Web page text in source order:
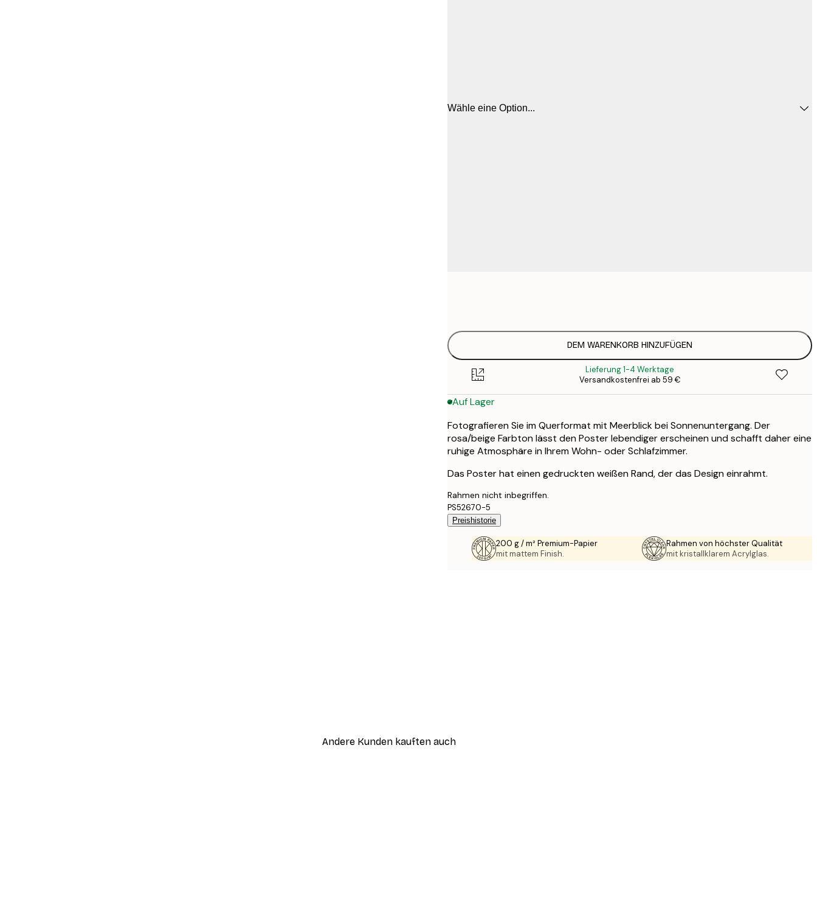
Wähle eine Option...
DEM WARENKORB HINZUFÜGEN
Lieferung 1-4 Werktage
Versandkostenfrei ab 59 €
Auf Lager
Fotografieren Sie im Querformat mit Meerblick bei Sonnenuntergang. Der
rosa/beige Farbton lässt den Poster lebendiger erscheinen und schafft daher eine
ruhige Atmosphäre in Ihrem Wohn- oder Schlafzimmer.
Das Poster hat einen gedruckten weißen Rand, der das Design einrahmt.
Rahmen nicht inbegriffen.
PS52670-5
Preishistorie
200 g / m² Premium-Papier
mit mattem Finish.
Rahmen von höchster Qualität
mit kristallklarem Acrylglas.
Andere Kunden kauften auch